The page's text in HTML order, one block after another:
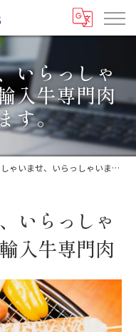
いらっしゃ
入牛専門肉
す。
せ、いらっしゃいませ。世田谷の輸入牛専門肉屋でございます。
いらっしゃ
入牛専門肉